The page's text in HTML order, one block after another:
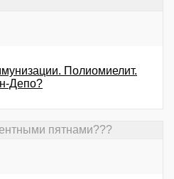
Полиомиелит.
Депо?
пятнами???